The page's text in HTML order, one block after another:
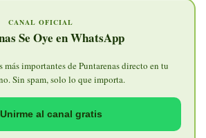
CANAL OFICIAL
Se Oye en WhatsApp
importantes de Puntarenas directo en tu
Sin spam, solo lo que importa.
Unirme al canal gratis